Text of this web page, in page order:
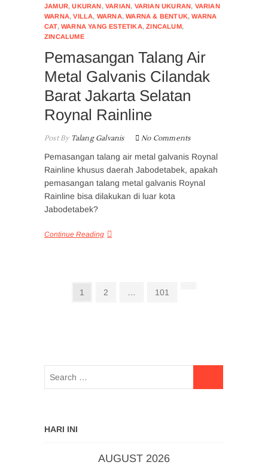
JAMUR,UKURAN,VARIAN, VARIAN UKURAN, VARIAN
WARNA,VILLA, WARNA,WARNA & BENTUK,WARNA
CAT,WARNA YANG ESTETIKA,ZINCALUM,
ZINCALUME
Pemasangan Talang Air
Metal Galvanis Cilandak
Barat Jakarta Selatan
Roynal Rainline
Post ByTalang Galvanis No Comments
Pemasangan talang air metal galvanis Roynal
Rainline khusus daerah Jabodetabek, apakah
pemasangan talang metal galvanis Roynal
Rainline bisa dilakukan di luar kota
Jabodetabek?
Continue Reading
PostsPage
1 Page
2 … Page
101
HARI INI
AUGUST 2026